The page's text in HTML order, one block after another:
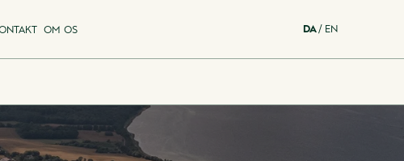
OM OS DA/ EN